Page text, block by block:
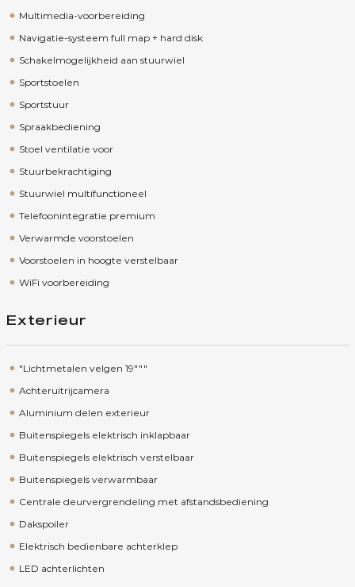
Multimedia-voorbereiding
Navigatie-systeem full map + hard disk
Schakelmogelijkheid aan stuurwiel
Sportstoelen
Sportstuur
Spraakbediening
Stoel ventilatie voor
Stuurbekrachtiging
Stuurwiel multifunctioneel
Telefoonintegratie premium
Verwarmde voorstoelen
Voorstoelen in hoogte verstelbaar
WiFi voorbereiding
Exterieur
"Lichtmetalen velgen 19"""
Achteruitrijcamera
Aluminium delen exterieur
Buitenspiegels elektrisch inklapbaar
Buitenspiegels elektrisch verstelbaar
Buitenspiegels verwarmbaar
Centrale deurvergrendeling met afstandsbediening
Dakspoiler
Elektrisch bedienbare achterklep
LED achterlichten